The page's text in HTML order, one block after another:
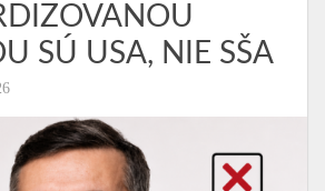
SÚ USA, NIE SŠA